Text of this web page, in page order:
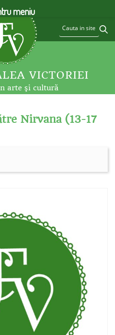
VICTORIEI
arte şi cultură
Nirvana (13-17
meniu